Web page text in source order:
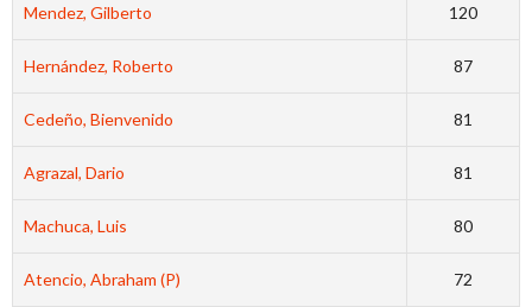
Mendez, Gilberto 120
Hernández, Roberto 87
Cedeño, Bienvenido 81
Agrazal, Dario 81
Machuca, Luis 80
Atencio, Abraham (P) 72